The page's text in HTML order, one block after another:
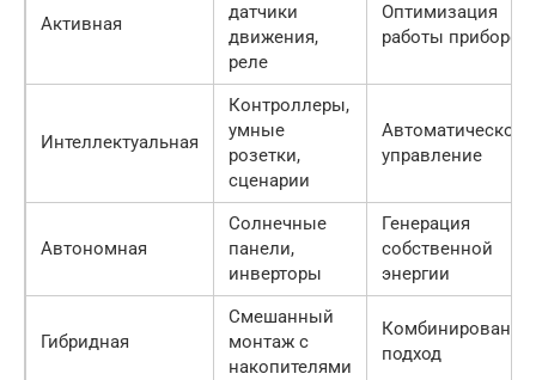
Активная
датчики
движения,
реле
Оптимизация
работы приборов
Интеллектуальная
Контроллеры,
умные
розетки,
сценарии
Автоматическое
управление
Автономная
Солнечные
панели,
инверторы
Генерация
собственной
энергии
Гибридная
Смешанный
монтаж с
накопителями
подход